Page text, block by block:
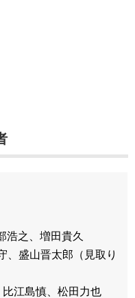
浩之、増田貴久
、盛山晋太郎（見取り
比江島慎、松田力也